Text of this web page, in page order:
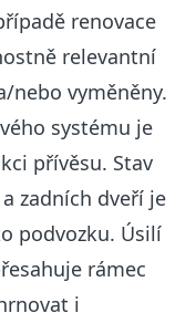
renovace
relevantní
nebo vyměněny.
systému je
přívěsu. Stav
zadních dveří je
podvozku. Úsilí
rámec
i